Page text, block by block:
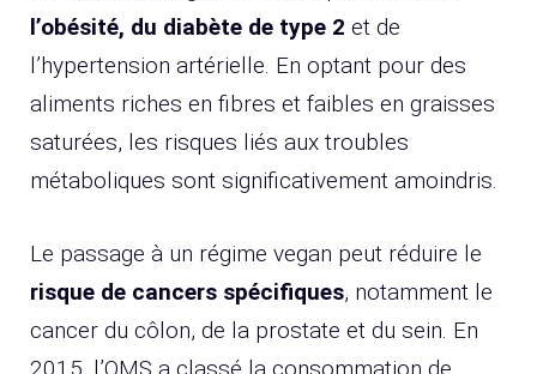
l’obésité, du diabète de type 2 et de
l’hypertension artérielle. En optant pour des
aliments riches en fibres et faibles en graisses
saturées, les risques liés aux troubles
métaboliques sont significativement amoindris.
Le passage à un régime vegan peut réduire le
risque de cancers spécifiques, notamment le
cancer du côlon, de la prostate et du sein. En
2015, l’OMS a classé la consommation de